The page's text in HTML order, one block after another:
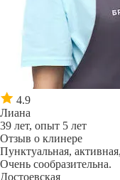
4.9
Лиана
39 лет, опыт 5 лет
Отзыв о клинере
Пунктуальная,
Очень сообразительна.
Достоевская